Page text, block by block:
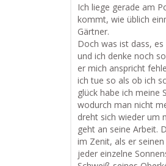
Ich liege gerade am
kommt, wie üblich
Gärtner.
Doch was ist dass,
und ich denke noch
er mich anspricht
ich tue so als ob ich
glück habe ich meine
wodurch man nicht
dreht sich wieder um
geht an seine Arbeit.
im Zenit, als er
jeder einzelne